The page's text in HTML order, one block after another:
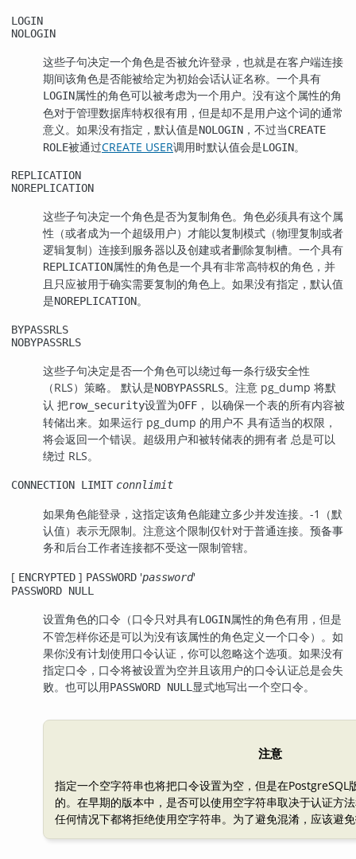
LOGIN
NOLOGIN
这些子句决定一个角色是否被允许登录，也就是在客户端连接
期间该角色是否能被给定为初始会话认证名称。一个具有
LOGIN属性的角色可以被考虑为一个用户。没有这个属性的角
色对于管理数据库特权很有用，但是却不是用户这个词的通常
意义。如果没有指定，默认值是NOLOGIN ，不过当CREATE
ROLE被通过CREATE USER调用时默认值会是LOGIN。
REPLICATION
NOREPLICATION
这些子句决定一个角色是否为复制角色。角色必须具有这个属
性（或者成为一个超级用户）才能以复制模式（物理复制或者
逻辑复制）连接到服务器以及创建或者删除复制槽。一个具有
REPLICATION属性的角色是一个具有非常高特权的角色，并
且只应被用于确实需要复制的角色上。如果没有指定，默认值
是NOREPLICATION。
BYPASSRLS
NOBYPASSRLS
这些子句决定是否一个角色可以绕过每一条行级安全性
（RLS）策略。 默认是NOBYPASSRLS。注意 pg_dump 将默
认 把row_security设置为OFF ， 以确保一个表的所有内容被
转储出来。如果运行 pg_dump 的用户不 具有适当的权限，
将会返回一个错误。超级用户和被转储表的拥有者 总是可以
绕过 RLS。
CONNECTION LIMIT connlimit
如果角色能登录，这指定该角色能建立多少并发连接。-1（默
认值）表示无限制。注意这个限制仅针对于普通连接。预备事
务和后台工作者连接都不受这一限制管辖。
[ ENCRYPTED ] PASSWORD 'password'
PASSWORD NULL
设置角色的口令（口令只对具有LOGIN属性的角色有用，但是
不管怎样你还是可以为没有该属性的角色定义一个口令）。如
果你没有计划使用口令认证，你可以忽略这个选项。如果没有
指定口令，口令将被设置为空并且该用户的口令认证总是会失
败。也可以用PASSWORD NULL 显式地写出一个空口令。
注意
指定一个空字符串也将把口令设置为空，但是在PostgreSQL
的。在早期的版本中，是否可以使用空字符串取决于认证方
任何情况下都将拒绝使用空字符串。为了避免混淆，应该避